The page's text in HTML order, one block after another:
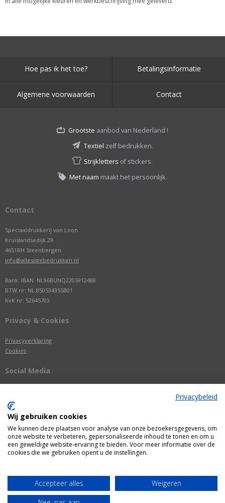
Hoe pas ik het toe? Betalingsinformatie
Algemene voorwaarden Contact
Grootste aanbod van Nederland !
Textiel zelf bedrukken.
Strijkletters of stickers.
Met naam maakt het persoonlijk.
Contact
Speciaaldrukkerij van Loon
Kruislandsedijk 29
4651RH Steenbergen
info@allesistebedrukken.nl
Bank: IBAN NL96BUNQ2205912488
BTW nr: NL.850534355B01
KvK nr: 52645703
Privacy & Cookies
Privacyverklaring
Cookies
Social Media
Webshop door
Privacybeleid
Wij gebruiken cookies
We kunnen deze plaatsen voor analyse van onze bezoekersgegevens, om
onze website te verbeteren, gepersonaliseerde inhoud te tonen en om u
een geweldige website-ervaring te bieden. Voor meer informatie over de
cookies die we gebruiken opent u de instellingen.
Accepteer alles
Weigeren